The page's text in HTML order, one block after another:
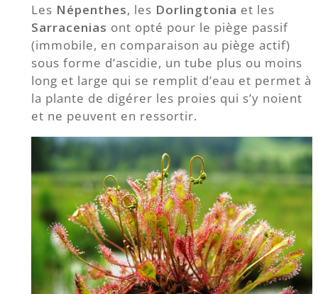
Les Népenthes, les Dorlingtonia et les
Sarracenias ont opté pour le piège passif
(immobile, en comparaison au piège actif)
sous forme d’ascidie, un tube plus ou moins
long et large qui se remplit d’eau et permet à
la plante de digérer les proies qui s’y noient
et ne peuvent en ressortir.